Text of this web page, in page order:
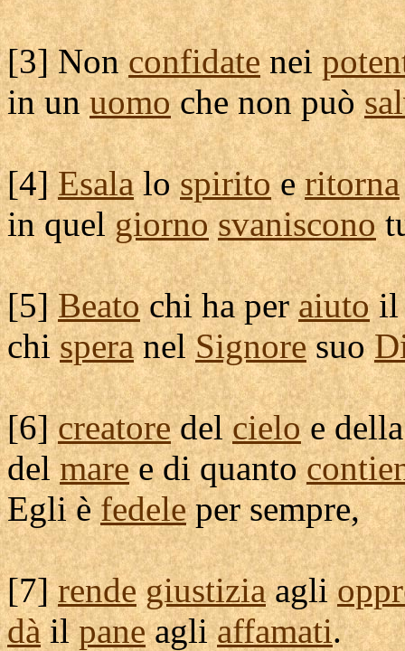
[3] Nonconfidatenei
in unuomoche non può
[4]Esalalospiritoeritorna
in quelgiorno svaniscono
[5]Beatochi ha peraiuto
chisperanelSignoresuo
[6]creatoredelcieloe
delmaree di quanto
Egli èfedeleper sempre,
[7]rende giustiziaagli
dàilpaneagliaffamati.